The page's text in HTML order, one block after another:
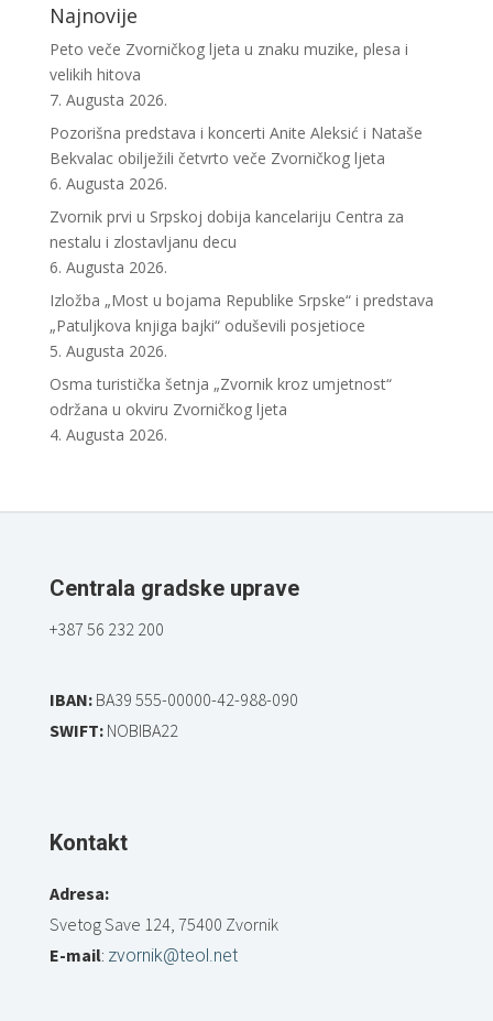
Najnovije
Peto veče Zvorničkog ljeta u znaku muzike, plesa i
velikih hitova
7. Augusta 2026.
Pozorišna predstava i koncerti Anite Aleksić i Nataše
Bekvalac obilježili četvrto veče Zvorničkog ljeta
6. Augusta 2026.
Zvornik prvi u Srpskoj dobija kancelariju Centra za
nestalu i zlostavljanu decu
6. Augusta 2026.
Izložba „Most u bojama Republike Srpske“ i predstava
„Patuljkova knjiga bajki“ oduševili posjetioce
5. Augusta 2026.
Osma turistička šetnja „Zvornik kroz umjetnost“
održana u okviru Zvorničkog ljeta
4. Augusta 2026.
Centrala gradske uprave
+387 56 232 200
IBAN:BA39 555-00000-42-988-090
SWIFT:NOBIBA22
Kontakt
Adresa:
Svetog Save 124, 75400 Zvornik
E-mail: zvornik@teol.net